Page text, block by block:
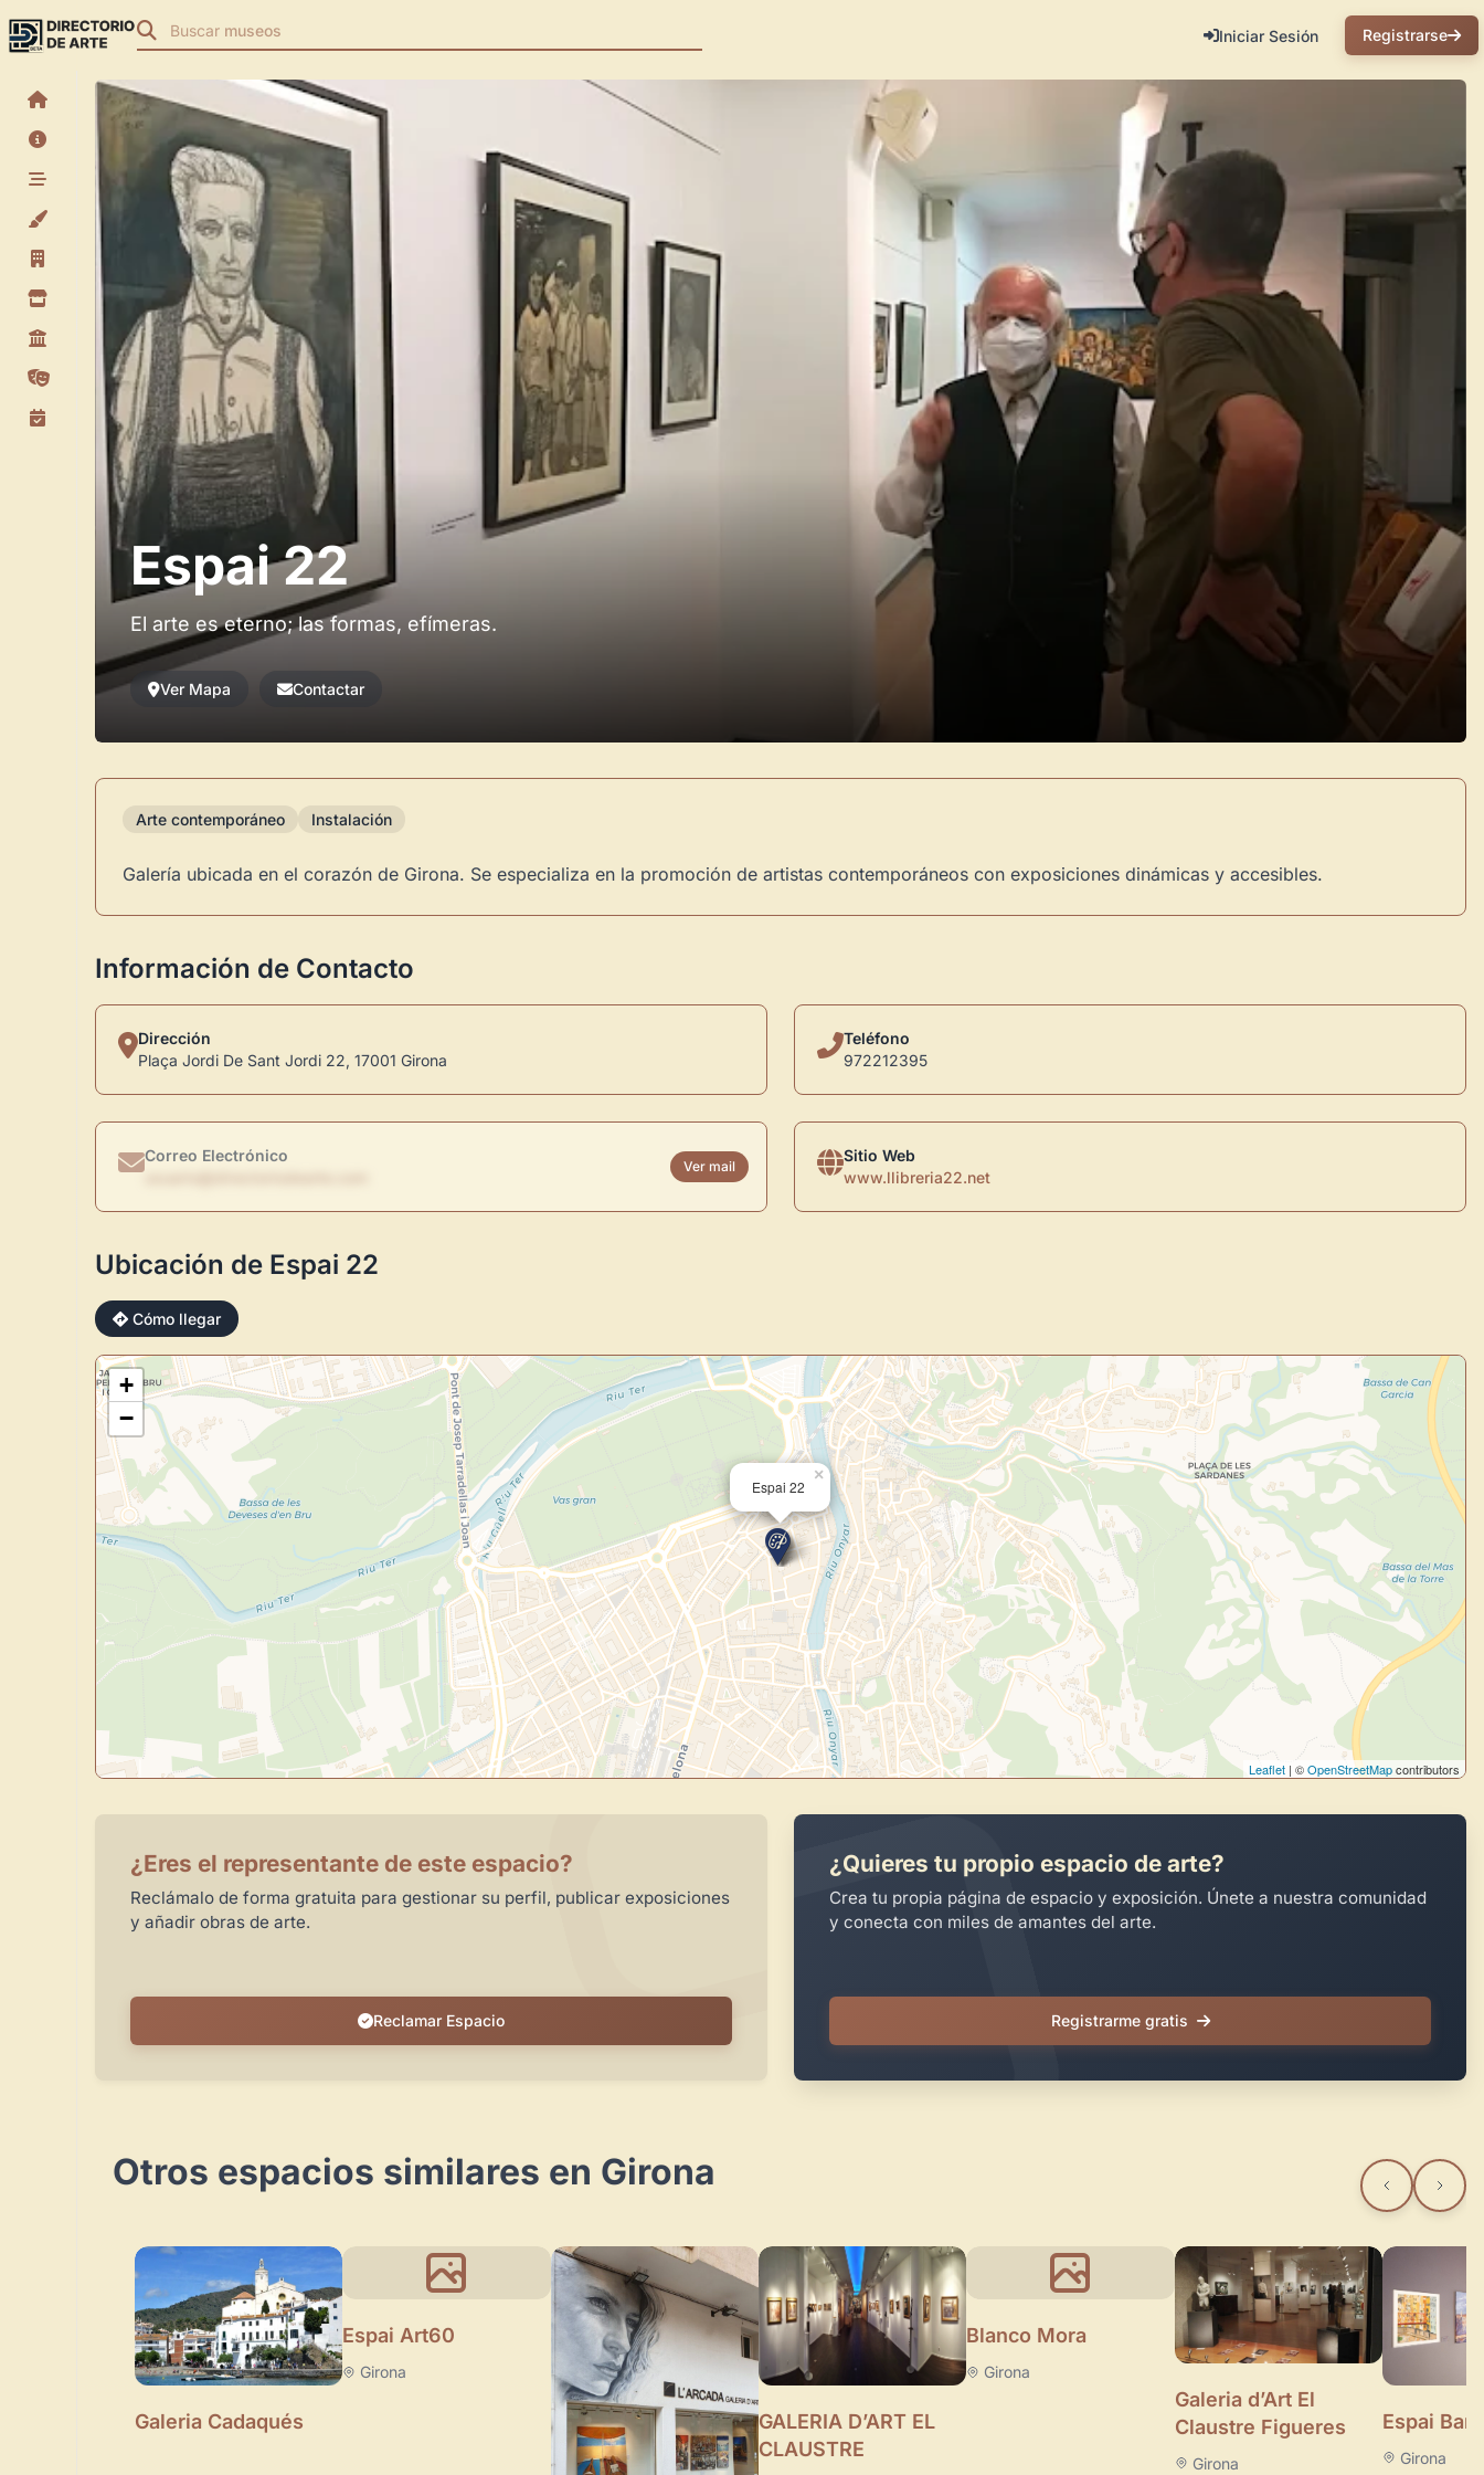
Buscar museos Iniciar Sesión Registrarse
Espai 22
El arte es eterno; las formas, efímeras.
Ver Mapa Contactar
Arte contemporáneo Instalación
Galería ubicada en el corazón de Girona. Se especializa en la promoción de artistas contemporáneos con exposiciones dinámicas y accesibles.
Información de Contacto
Dirección
Plaça Jordi De Sant Jordi 22, 17001 Girona
Teléfono
972212395
Correo Electrónico
Ver mail
Sitio Web
www.llibreria22.net
Ubicación de Espai 22
Cómo llegar
Espai 22
×
+
−
Leaflet | ©OpenStreetMapcontributors
¿Eres el representante de este espacio?
Reclámalo de forma gratuita para gestionar su perfil, publicar exposiciones
y añadir obras de arte.
Reclamar Espacio
¿Quieres tu propio espacio de arte?
Crea tu propia página de espacio y exposición. Únete a nuestra comunidad
y conecta con miles de amantes del arte.
Registrarme gratis
Otros espacios similares en Girona
Galeria Cadaqués
Espai Art60
Girona
GALERIA D’ART EL
CLAUSTRE
Blanco Mora
Girona
Galeria d’Art El
Claustre Figueres
Girona
Espai
Girona
Novedad: Tu Panel de Usuario
Directorio de Arteestrena su nuevoPanel de Usuario: tu
centro de control para gestionar todo tu arte.
Publica y gestiona tus obras
Administra tu Espacio de Arte
Crea eventos y noticias
Recibe y responde mensajes
Sigue las visitas de tus obras
Crear cuenta y abrir mi Panel Explorar obras